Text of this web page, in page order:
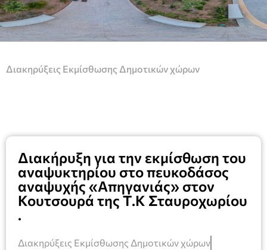
Διακηρύξεις Εκμίσθωσης Δημοτικών χώρων
Διακήρυξη για την εκμίσθωση του
αναψυκτηρίου στο πευκοδάσος
αναψυχής «Απηγανιάς» στον
Κουτσουρά της Τ.Κ Σταυροχωρίου
.
Διακηρύξεις Εκμίσθωσης Δημοτικών χώρων